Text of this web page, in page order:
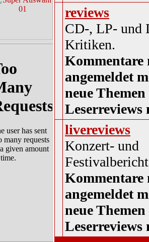
reviews
CD-, LP- und
Kritiken.
Kommentare
angemeldet
neue
Leserreviews
livereviews
Konzert- und
Kommentare
angemeldet
neue
Leserreviews